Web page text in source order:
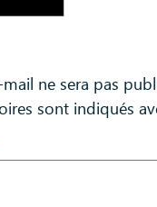
ne sera pas
sont indiqués